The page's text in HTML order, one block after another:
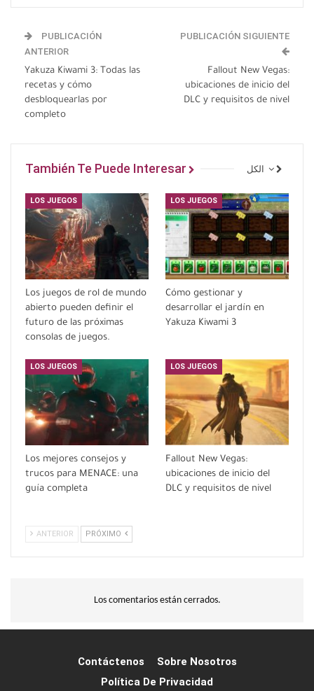
PUBLICACIÓN
ANTERIOR
Yakuza Kiwami 3: Todas las
recetas y cómo
desbloquearlas por
completo
PUBLICACIÓN SIGUIENTE
Fallout New Vegas:
ubicaciones de inicio del
DLC y requisitos de nivel
También Te Puede Interesar
LOS JUEGOS
Los juegos de rol de mundo
abierto pueden definir el
futuro de las próximas
consolas de juegos.
LOS JUEGOS
Cómo gestionar y
desarrollar el jardín en
Yakuza Kiwami 3
LOS JUEGOS
Los mejores consejos y
trucos para MENACE: una
guía completa
LOS JUEGOS
Fallout New Vegas:
ubicaciones de inicio del
DLC y requisitos de nivel
ANTERIOR PRÓXIMO
Los comentarios están cerrados.
Contáctenos
Sobre Nosotros
Política De Privacidad